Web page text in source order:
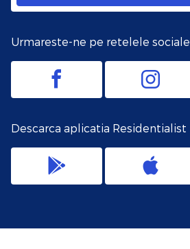
Urmareste-ne pe retelele sociale
Descarca aplicatia Residentialist